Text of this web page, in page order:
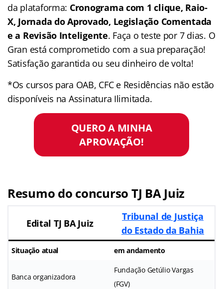
da plataforma: Cronograma com 1 clique, Raio-
X, Jornada do Aprovado, Legislação Comentada
e a Revisão Inteligente. Faça o teste por 7 dias. O
Gran está comprometido com a sua preparação!
Satisfação garantida ou seu dinheiro de volta!
*Os cursos para OAB, CFC e Residências não estão
disponíveis na Assinatura Ilimitada.
QUERO A MINHA
APROVAÇÃO!
Resumo do concurso TJ BA Juiz
Edital TJ BA Juiz
Tribunal de Justiça
do Estado da Bahia
Situação atual em andamento
Banca organizadora
Fundação Getúlio Vargas
(FGV)